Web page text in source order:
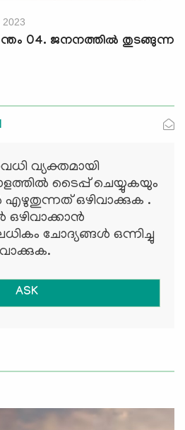
2023
04. ജനനത്തില്‍ തുടങ്ങുന്ന
വ്യക്തമായി
ടൈപ്പ് ചെയ്യുകയും
എഴുതുന്നത് ഒഴിവാക്കുക .
ചോദ്യങ്ങള്‍ ഒന്നിച്ചു
ASK